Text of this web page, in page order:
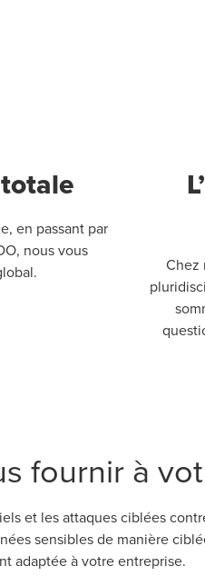
en passant par
nous vous
Chez
fournir à
et les attaques ciblées
sensibles de manière
adaptée à votre entreprise.